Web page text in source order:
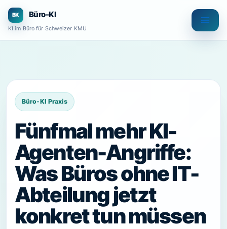
Zum
Inhalt
springen
Büro-KI
KI im Büro für Schweizer KMU
Fünfmal mehr KI-
Agenten-Angriffe:
Was Büros ohne IT-
Abteilung jetzt
konkret tun müssen